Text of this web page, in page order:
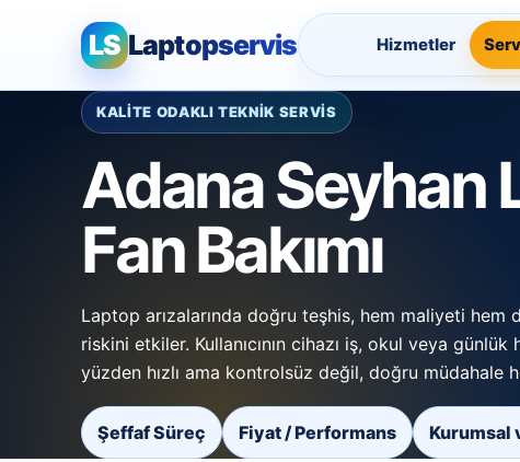
LS Laptopservis Hizmetler
KALİTE ODAKLI TEKNİK SERVİS
Adana Seyhan
Fan Bakımı
Laptop arızalarında doğru teşhis, hem maliyeti hem
riskini etkiler. Kullanıcının cihazı iş, okul veya
yüzden hızlı ama kontrolsüz değil, doğru müdahale
Şeffaf Süreç Fiyat / Performans Kurumsal